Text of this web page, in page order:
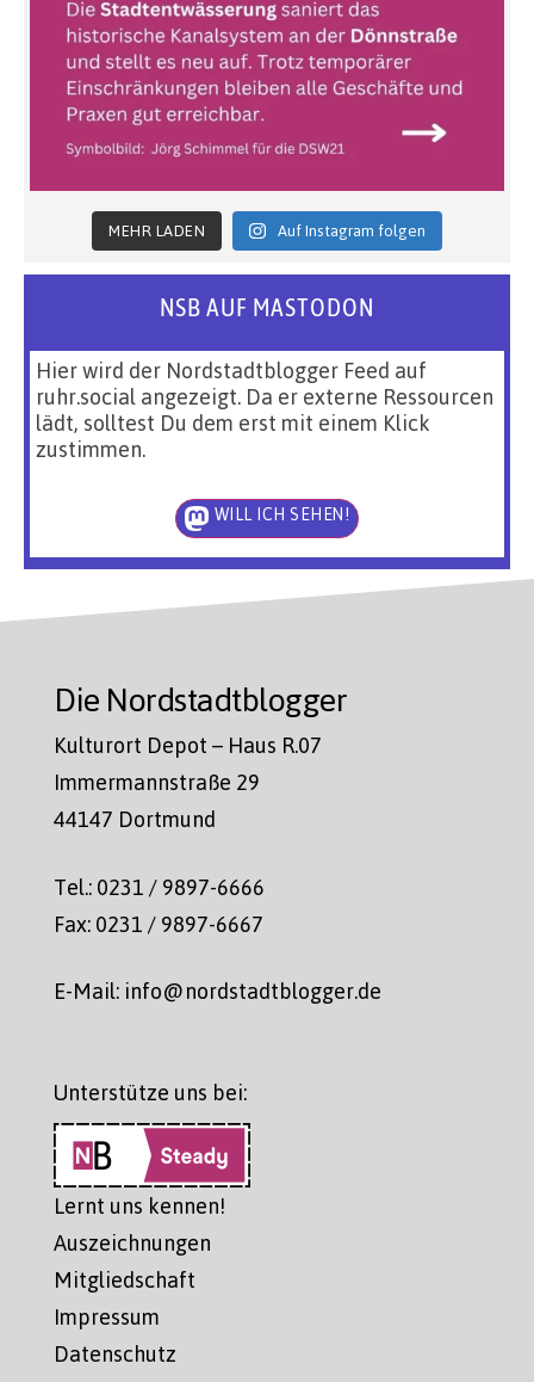
MEHR LADEN Auf Instagram folgen
NSB AUF MASTODON
Hier wird der Nordstadtblogger Feed auf
ruhr.social angezeigt. Da er externe Ressourcen
lädt, solltest Du dem erst mit einem Klick
zustimmen.
WILL ICH SEHEN!
Die Nordstadtblogger
Kulturort Depot – Haus R.07
Immermannstraße 29
44147 Dortmund
Tel.: 0231 / 9897-6666
Fax: 0231 / 9897-6667
E-Mail: info@nordstadtblogger.de
Unterstütze uns bei:
Lernt uns kennen!
Auszeichnungen
Mitgliedschaft
Impressum
Datenschutz